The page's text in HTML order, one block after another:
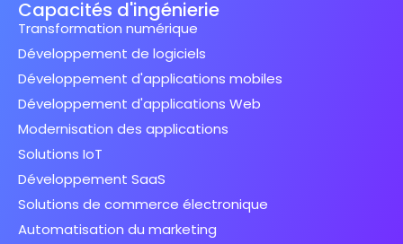
Capacités d'ingénierie
Transformation numérique
Développement de logiciels
Développement d'applications mobiles
Développement d'applications Web
Modernisation des applications
Solutions IoT
Développement SaaS
Solutions de commerce électronique
Automatisation du marketing